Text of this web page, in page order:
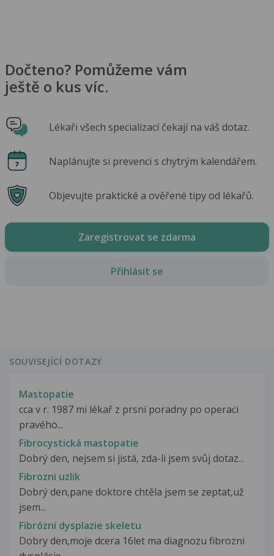
Dočteno? Pomůžeme vám
ještě o kus víc.
Lékaři všech specializací čekají na váš dotaz.
Naplánujte si prevenci s chytrým kalendářem.
Objevujte praktické a ověřené tipy od lékařů.
Zaregistrovat se zdarma
Přihlásit se
SOUVISEJÍCÍ DOTAZY
Mastopatie
cca v r. 1987 mi lékař z prsní poradny po operaci
pravého...
Fibrocystická mastopatie
Dobrý den, nejsem si jistá, zda-li jsem svůj dotaz...
Fibrozni uzlik
Dobrý den,pane doktore chtěla jsem se zeptat,už
jsem...
Fibrózní dysplazie skeletu
Dobry den,moje dcera 16let ma diagnozu fibrozni